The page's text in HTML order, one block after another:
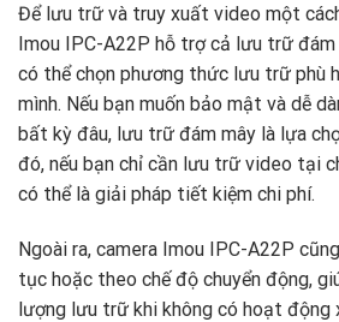
Để lưu trữ và truy xuất video một
Imou IPC-A22P hỗ trợ cả lưu trữ đám
có thể chọn phương thức lưu trữ phù
mình. Nếu bạn muốn bảo mật và dễ
bất kỳ đâu, lưu trữ đám mây là lựa
đó, nếu bạn chỉ cần lưu trữ video tại
có thể là giải pháp tiết kiệm chi phí.
Ngoài ra, camera Imou IPC-A22P
tục hoặc theo chế độ chuyển động,
lượng lưu trữ khi không có hoạt động